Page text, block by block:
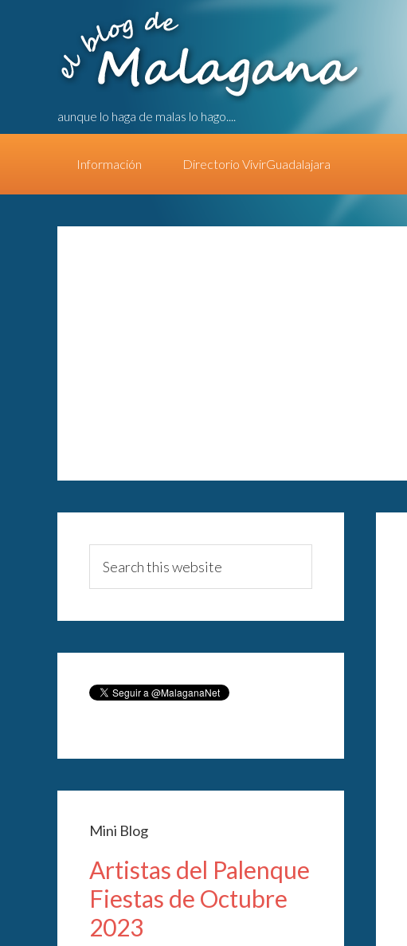
aunque lo haga de malas lo hago....
Información Directorio VivirGuadalajara
Mini Blog
Artistas del Palenque
Fiestas de Octubre
2023